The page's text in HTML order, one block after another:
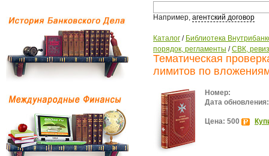
Например, агентский договор
Каталог / Библиотека
порядок, регламенты /СВК,
Тематическая
лимитов по
Номер:
Дата обновления:
Цена: 500